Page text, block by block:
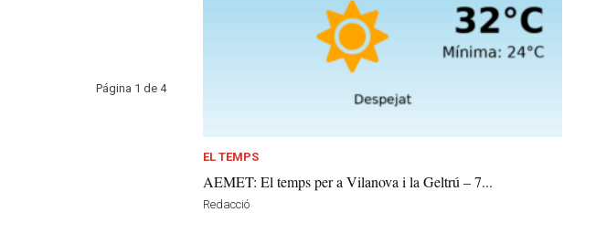
Página 1 de 4
EL TEMPS
AEMET: El temps per a Vilanova i la Geltrú – 7...
Redacció